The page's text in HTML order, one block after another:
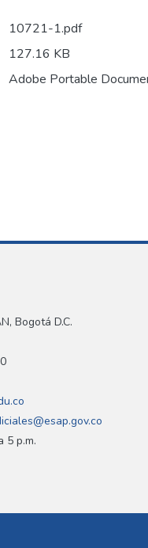
10721-1.pdf
127.16 KB
Adobe Portable
Bogotá D.C.
5 p.m.